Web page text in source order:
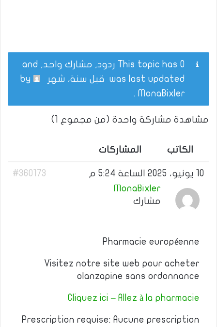
This topic has 0 ردود, مشارك واحد, and
was last updated قبل سنة، شهر
MonaBixler
.
مشاهدة مشاركة واحدة (من مجموع 1)
الكاتب المشاركات
10 يونيو، 2025 الساعة 5:24 م
#360173
MonaBixler
مشارك
Pharmacie européenne
Visitez notre site web pour acheter
olanzapine sans ordonnance
Cliquez ici – Allez à la pharmacie
Prescription requise: Aucune prescription